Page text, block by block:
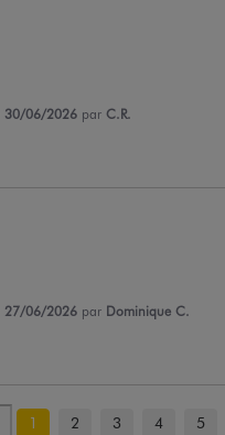
30/06/2026 par C.R.
27/06/2026 par Dominique C.
1 2 3 4 5